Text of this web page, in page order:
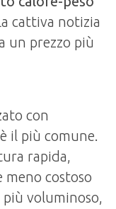
cattiva notizia
un prezzo più
con
il più comune.
rapida,
meno costoso
voluminoso,